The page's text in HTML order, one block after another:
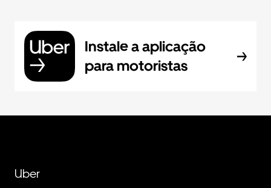
Instale a aplicação
para motoristas
Uber